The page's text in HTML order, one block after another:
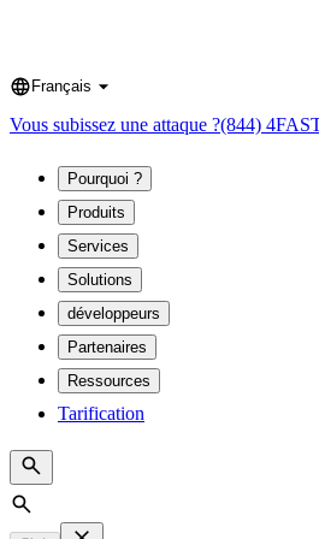
Language
Français
Vous subissez une attaque ?(844)
Pourquoi ?
Produits
Services
Solutions
développeurs
Partenaires
Ressources
Tarification
Search